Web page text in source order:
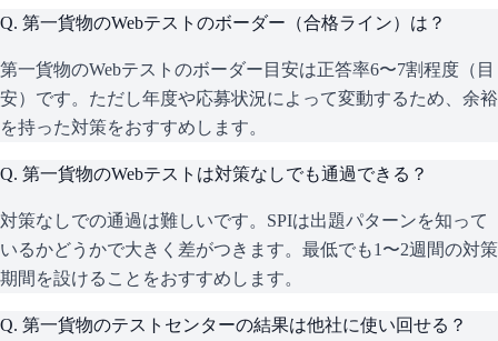
Q. 第一貨物のWebテストのボーダー（合格ライン）は？
第一貨物のWebテストのボーダー目安は正答率6〜7割程度（目
安）です。ただし年度や応募状況によって変動するため、余裕
を持った対策をおすすめします。
Q. 第一貨物のWebテストは対策なしでも通過できる？
対策なしでの通過は難しいです。SPIは出題パターンを知って
いるかどうかで大きく差がつきます。最低でも1〜2週間の対策
期間を設けることをおすすめします。
Q. 第一貨物のテストセンターの結果は他社に使い回せる？